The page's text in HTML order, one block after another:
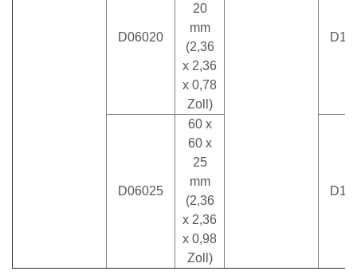
D06020
20
mm
(2,36
x 2,36
x 0,78
Zoll)
D06025
60 x
60 x
25
mm
(2,36
x 2,36
x 0,98
Zoll)